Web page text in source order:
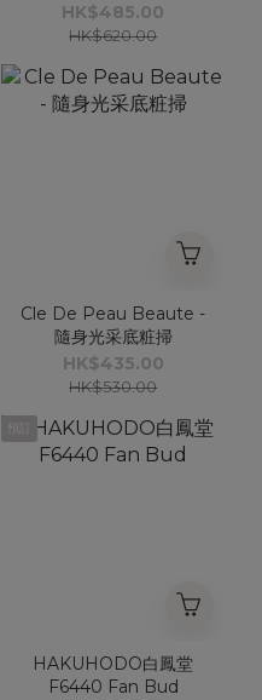
HK$485.00
HK$620.00
Cle De Peau Beaute -
隨身光采底粧掃
HK$435.00
HK$530.00
HAKUHODO白鳳堂
F6440 Fan Bud